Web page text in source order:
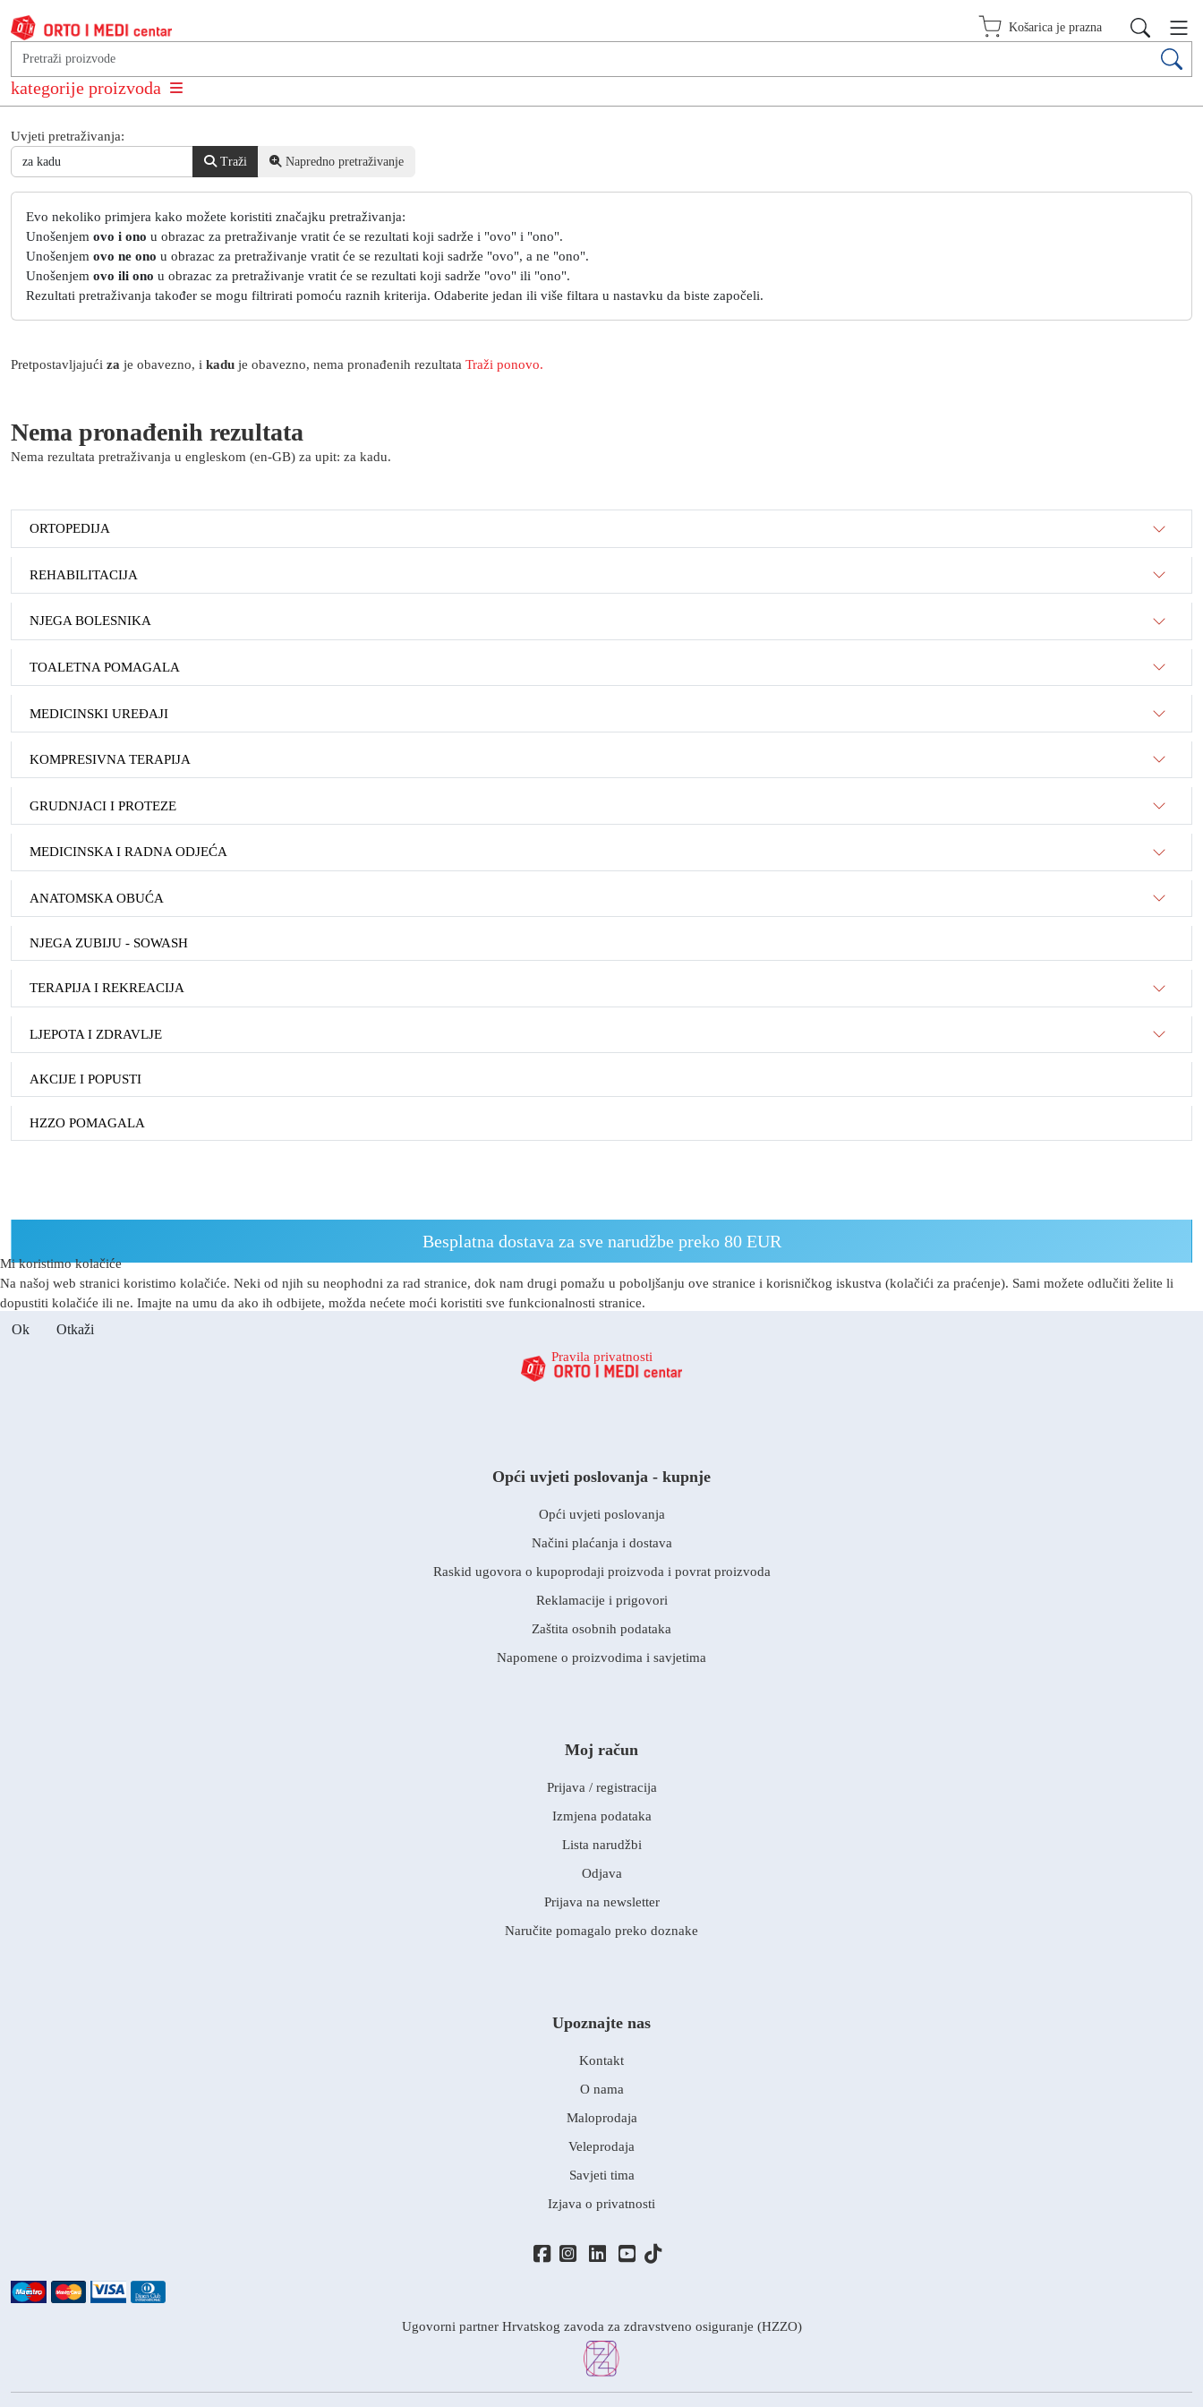
kategorije proizvoda
Košarica je prazna
Rezultati pretrage
Obrazac za pretraživanje
Uvjeti pretraživanja:
Traži Napredno pretraživanje
Napredno pretraživanje
Evo nekoliko primjera kako možete koristiti značajku pretraživanja:
Unošenjem ovo i ono u obrazac za pretraživanje vratit će se rezultati koji sadrže i "ovo" i "ono".
Unošenjem ovo ne ono u obrazac za pretraživanje vratit će se rezultati koji sadrže "ovo", a ne "ono".
Unošenjem ovo ili ono u obrazac za pretraživanje vratit će se rezultati koji sadrže "ovo" ili "ono".
Rezultati pretraživanja također se mogu filtrirati pomoću raznih kriterija. Odaberite jedan ili više filtara u nastavku da biste započeli.
Pretpostavljajući za je obavezno, i kadu je obavezno, nema pronađenih rezultata Traži ponovo.
Nema pronađenih rezultata
Nema rezultata pretraživanja u engleskom (en-GB) za upit: za kadu.
ORTOPEDIJA
REHABILITACIJA
NJEGA BOLESNIKA
TOALETNA POMAGALA
MEDICINSKI UREĐAJI
KOMPRESIVNA TERAPIJA
GRUDNJACI I PROTEZE
MEDICINSKA I RADNA ODJEĆA
ANATOMSKA OBUĆA
NJEGA ZUBIJU - SOWASH
TERAPIJA I REKREACIJA
LJEPOTA I ZDRAVLJE
AKCIJE I POPUSTI
HZZO POMAGALA
Besplatna dostava za sve narudžbe preko 80 EUR
Opći uvjeti poslovanja - kupnje
Opći uvjeti poslovanja
Načini plaćanja i dostava
Raskid ugovora o kupoprodaji proizvoda i povrat proizvoda
Reklamacije i prigovori
Zaštita osobnih podataka
Napomene o proizvodima i savjetima
Moj račun
Prijava / registracija
Izmjena podataka
Lista narudžbi
Odjava
Prijava na newsletter
Naručite pomagalo preko doznake
Ugovorni partner Hrvatskog zavoda za zdravstveno osiguranje (HZZO)
Upoznajte nas
Kontakt
O nama
Maloprodaja
Veleprodaja
Savjeti tima
Izjava o privatnosti
Mi koristimo kolačiće
Na našoj web stranici koristimo kolačiće. Neki od njih su neophodni za rad stranice, dok nam drugi pomažu u poboljšanju ove stranice i korisničkog iskustva (kolačići za praćenje). Sami možete odlučiti želite li
dopustiti kolačiće ili ne. Imajte na umu da ako ih odbijete, možda nećete moći koristiti sve funkcionalnosti stranice.
Ok Otkaži
Pravila privatnosti